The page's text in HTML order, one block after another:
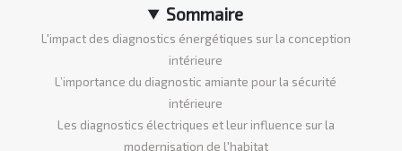
Sommaire
L'impact des diagnostics énergétiques sur la conception
intérieure
L’importance du diagnostic amiante pour la sécurité
intérieure
Les diagnostics électriques et leur influence sur la
modernisation de l'habitat